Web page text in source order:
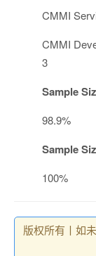
CMMI
CMMI
3
Sample
98.9%
Sample
100%
版权所有丨如